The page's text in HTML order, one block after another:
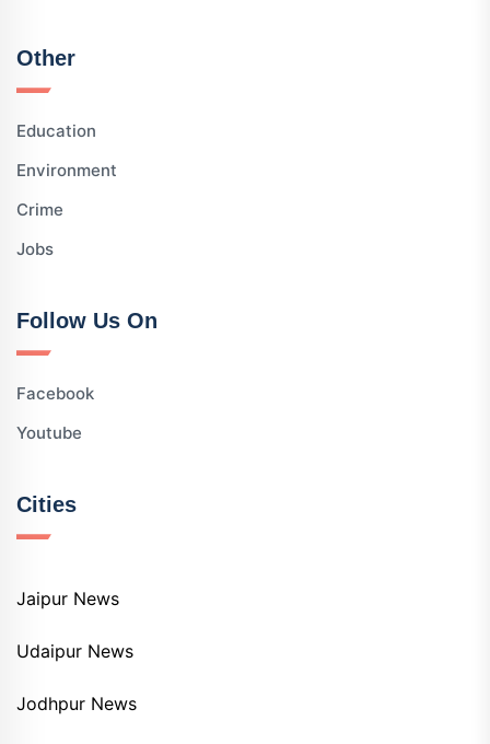
Other
Education
Environment
Crime
Jobs
Follow Us On
Facebook
Youtube
Cities
Jaipur News
Udaipur News
Jodhpur News